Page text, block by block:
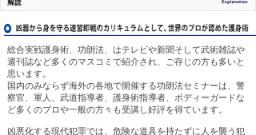
総合実戦護身術、功朗法、はテレビや新聞そして武術雑誌や
週刊誌など多くのマスコミで紹介され、ご存じの方も多いと
思います。
国内のみならず海外の各地で開催する功朗法セミナーは、警
察官、軍人、武道指導者、護身術指導者、ボディーガードな
ど多くのプロや一般の方々も受講し好評を得ています。
凶悪化する現代犯罪では、危険な道具を持たずに人を襲う犯